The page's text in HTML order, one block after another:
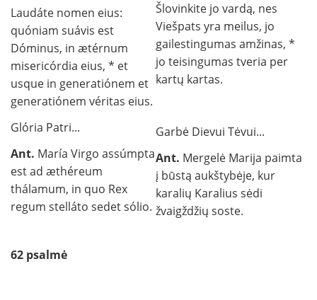
Laudáte nomen eius:
quóniam suávis est
Dóminus, in ætérnum
misericórdia eius, * et
usque in generatiónem et
generatiónem véritas eius.
Glória Patri...
Ant. María Virgo assúmpta
est ad æthéreum
thálamum, in quo Rex
regum stelláto sedet sólio.
Šlovinkite jo vardą, nes
Viešpats yra meilus, jo
gailestingumas amžinas, *
jo teisingumas tveria per
kartų kartas.
Garbė Dievui Tėvui...
Ant. Mergelė Marija paimta
į būstą aukštybėje, kur
karalių Karalius sėdi
žvaigždžių soste.
62 psalmė